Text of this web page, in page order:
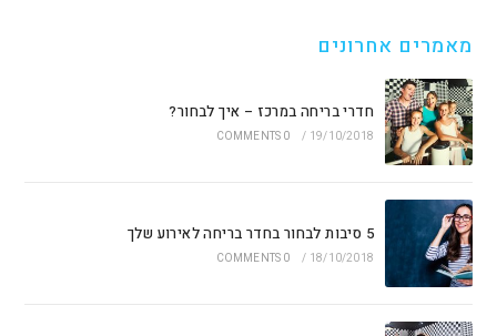
מאמרים אחרונים
חדרי בריחה במרכז – איך לבחור?
19/10/2018
/
0 COMMENTS
5 סיבות לבחור בחדר בריחה לאירוע שלך
18/10/2018
/
0 COMMENTS